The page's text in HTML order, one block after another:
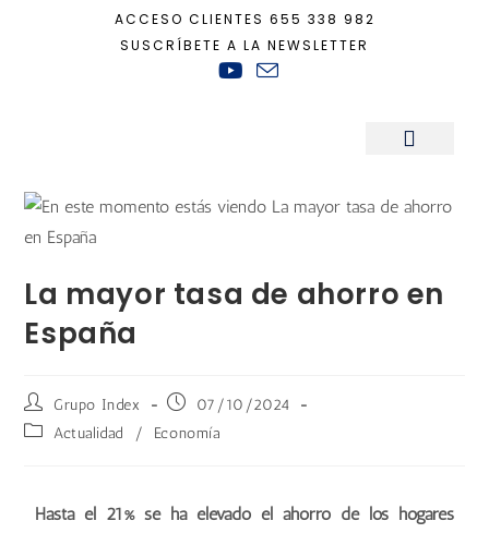
ACCESO CLIENTES 655 338 982
SUSCRÍBETE A LA NEWSLETTER
La mayor tasa de ahorro en
España
Grupo Index
07/10/2024
Actualidad
/ Economía
Hasta el 21% se ha elevado el ahorro de los hogares